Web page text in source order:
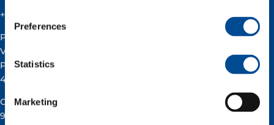
Preferences
Statistics
Marketing
+47 51 60 60 60
Postadresse:
Vår Energi ASA
Pb 101
4068 Stavanger
Org.nummer:
919160675